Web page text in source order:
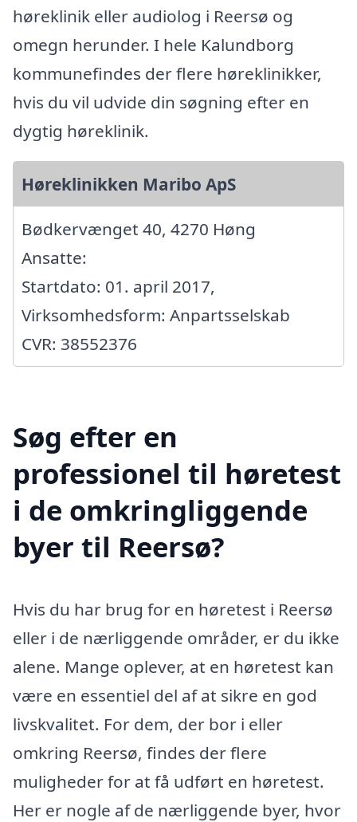
høreklinik eller audiolog i Reersø og
omegn herunder. I hele Kalundborg
kommunefindes der flere høreklinikker,
hvis du vil udvide din søgning efter en
dygtig høreklinik.
Høreklinikken Maribo ApS
Bødkervænget 40, 4270 Høng
Ansatte:
Startdato: 01. april 2017,
Virksomhedsform: Anpartsselskab
CVR: 38552376
Søg efter en
professionel til høretest
i de omkringliggende
byer til Reersø?
Hvis du har brug for en høretest i Reersø
eller i de nærliggende områder, er du ikke
alene. Mange oplever, at en høretest kan
være en essentiel del af at sikre en god
livskvalitet. For dem, der bor i eller
omkring Reersø, findes der flere
muligheder for at få udført en høretest.
Her er nogle af de nærliggende byer, hvor